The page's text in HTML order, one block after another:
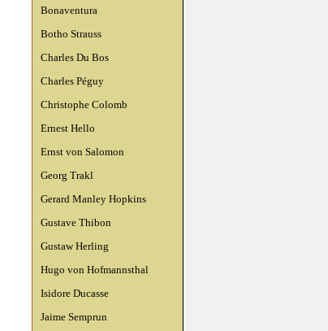
Bonaventura
Botho Strauss
Charles Du Bos
Charles Péguy
Christophe Colomb
Ernest Hello
Ernst von Salomon
Georg Trakl
Gerard Manley Hopkins
Gustave Thibon
Gustaw Herling
Hugo von Hofmannsthal
Isidore Ducasse
Jaime Semprun